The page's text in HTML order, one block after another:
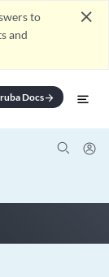
to
and
close
Docsarrow_forward